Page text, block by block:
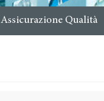
Assicurazione Qualità